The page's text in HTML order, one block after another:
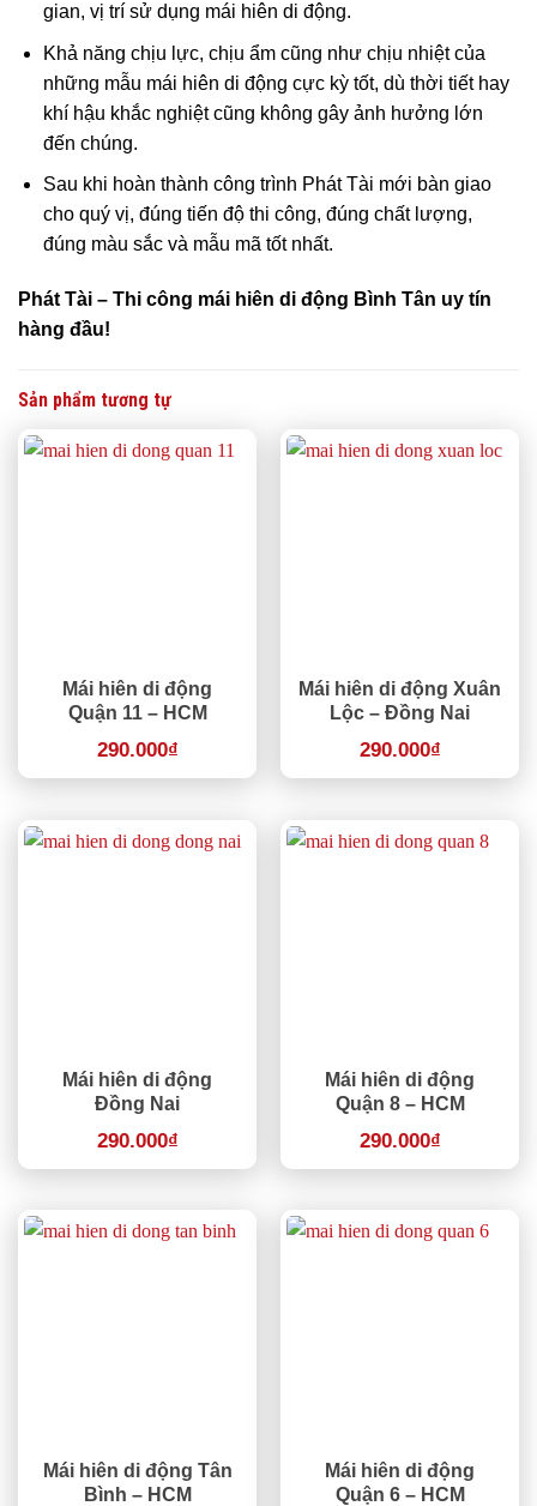
gian, vị trí sử dụng mái hiên di động.
Khả năng chịu lực, chịu ẩm cũng như chịu nhiệt của
những mẫu mái hiên di động cực kỳ tốt, dù thời tiết hay
khí hậu khắc nghiệt cũng không gây ảnh hưởng lớn
đến chúng.
Sau khi hoàn thành công trình Phát Tài mới bàn giao
cho quý vị, đúng tiến độ thi công, đúng chất lượng,
đúng màu sắc và mẫu mã tốt nhất.
Phát Tài – Thi công mái hiên di động Bình Tân uy tín
hàng đầu!
Sản phẩm tương tự
Mái hiên di động
Quận 11 – HCM
290.000₫
Mái hiên di động Xuân
Lộc – Đồng Nai
290.000₫
Mái hiên di động
Đồng Nai
290.000₫
Mái hiên di động
Quận 8 – HCM
290.000₫
Mái hiên di động Tân
Bình – HCM
Mái hiên di động
Quận 6 – HCM